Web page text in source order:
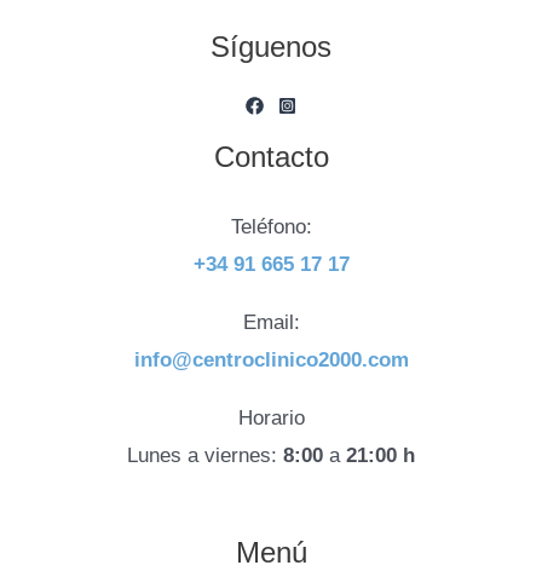
Síguenos
Contacto
Teléfono:
+34 91 665 17 17
Email:
info@centroclinico2000.com
Horario
Lunes a viernes: 8:00 a 21:00 h
Menú